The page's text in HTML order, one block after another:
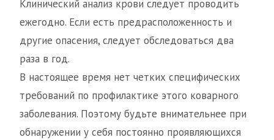
Клинический анализ крови следует проводить
ежегодно. Если есть предрасположенность и
другие опасения, следует обследоваться два
раза в год.
В настоящее время нет четких специфических
требований по профилактике этого коварного
заболевания. Поэтому будьте внимательнее при
обнаружении у себя постоянно проявляющихся